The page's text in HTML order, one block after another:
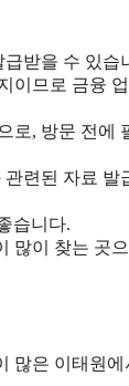
받을 수 있습
이므로 금융
로, 방문 전에
련된 자료 발
습니다.
많이 찾는 곳
많은 이태원에